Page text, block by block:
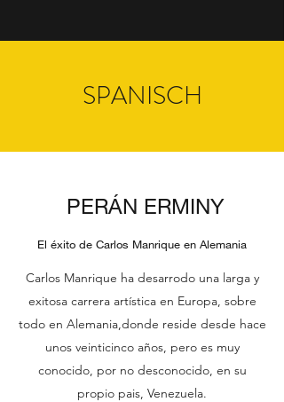
SPANISCH
PERÁN ERMINY
El éxito de Carlos Manrique en Alemania
Carlos Manrique ha desarrodo una larga y
exitosa carrera artística en Europa, sobre
todo en Alemania,donde reside desde hace
unos veinticinco años, pero es muy
conocido, por no desconocido, en su
propio pais, Venezuela.